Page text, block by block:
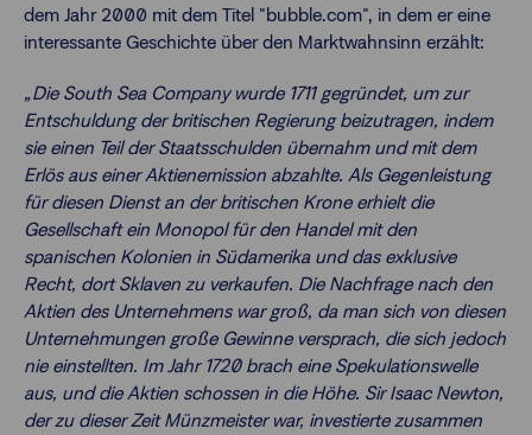
dem Jahr 2000 mit dem Titel "bubble.com", in dem er eine
interessante Geschichte über den Marktwahnsinn erzählt:
„Die South Sea Company wurde 1711 gegründet, um zur
Entschuldung der britischen Regierung beizutragen, indem
sie einen Teil der Staatsschulden übernahm und mit dem
Erlös aus einer Aktienemission abzahlte. Als Gegenleistung
für diesen Dienst an der britischen Krone erhielt die
Gesellschaft ein Monopol für den Handel mit den
spanischen Kolonien in Südamerika und das exklusive
Recht, dort Sklaven zu verkaufen. Die Nachfrage nach den
Aktien des Unternehmens war groß, da man sich von diesen
Unternehmungen große Gewinne versprach, die sich jedoch
nie einstellten. Im Jahr 1720 brach eine Spekulationswelle
aus, und die Aktien schossen in die Höhe. Sir Isaac Newton,
der zu dieser Zeit Münzmeister war, investierte zusammen